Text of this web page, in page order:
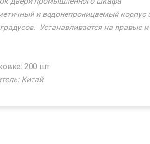
и водонепроницаемый корпус
Устанавливается на правые
200 шт.
Китай